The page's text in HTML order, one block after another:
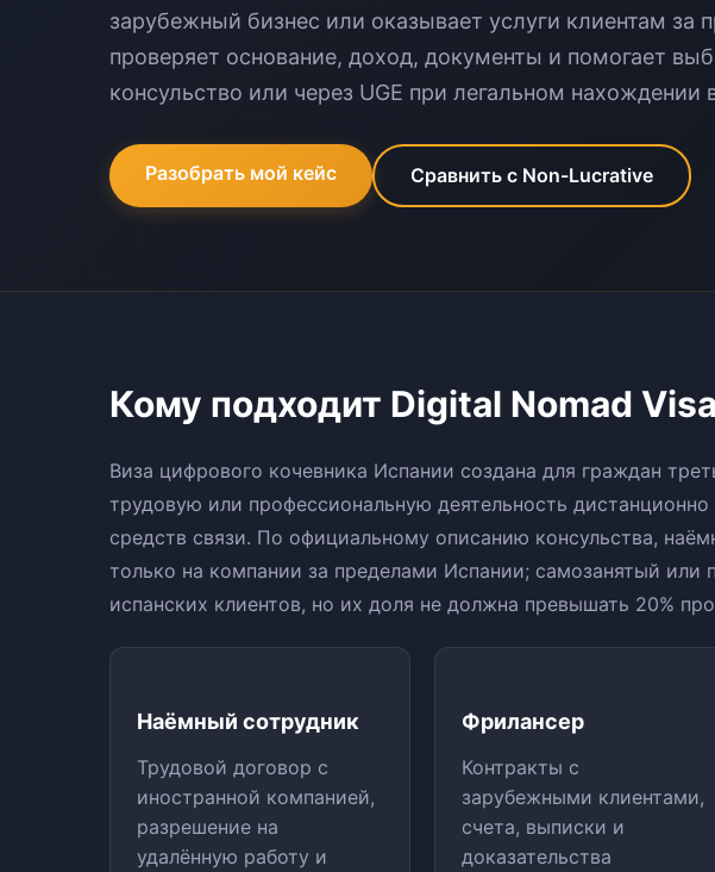
зарубежный бизнес или оказывает услуги клиентам за
проверяет основание, доход, документы и помогает
консульство или через UGE при легальном нахождении
Разобрать мой кейс Сравнить с Non-Lucrative
Кому подходит Digital Nomad Visa
Виза цифрового кочевника Испании создана для граждан
трудовую или профессиональную деятельность
средств связи. По официальному описанию консульства,
только на компании за пределами Испании; самозанятый
испанских клиентов, но их доля не должна превышать 20%
Наёмный сотрудник
Трудовой договор с
иностранной компанией,
разрешение на
удалённую работу и
Фрилансер
Контракты с
зарубежными клиентами,
счета, выписки и
доказательства